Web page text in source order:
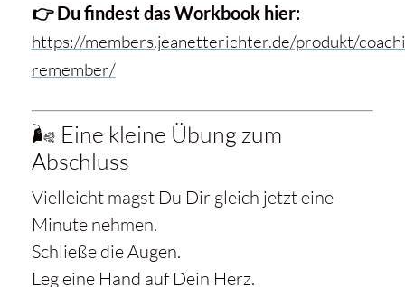
👉 Du findest das Workbook hier:
https://members.jeanetterichter.de/produkt/
remember/
🌬️ Eine kleine Übung zum
Abschluss
Vielleicht magst Du Dir gleich jetzt eine
Minute nehmen.
Schließe die Augen.
Leg eine Hand auf Dein Herz.